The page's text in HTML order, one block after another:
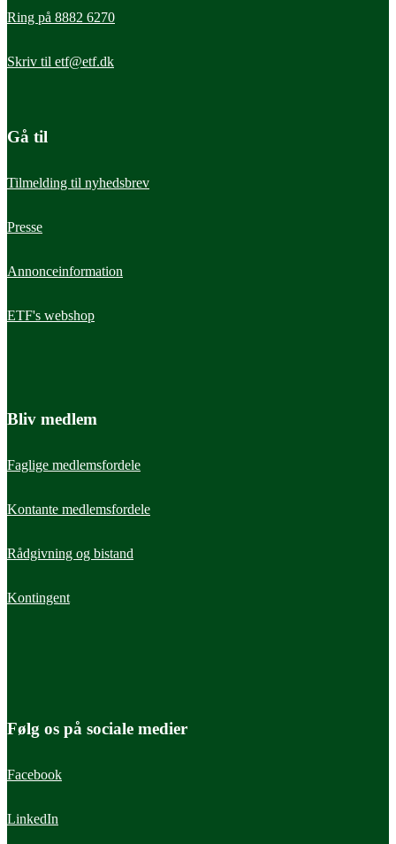
Ring på 8882 6270
Skriv til etf@etf.dk
Gå til
Tilmelding til nyhedsbrev
Presse
Annonceinformation
ETF's webshop
Bliv medlem
Faglige medlemsfordele
Kontante medlemsfordele
Rådgivning og bistand
Kontingent
Følg os på sociale medier
Facebook
LinkedIn